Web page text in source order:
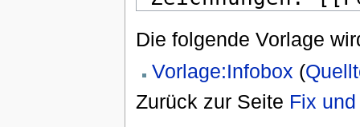
Die folgende Vorlage
Vorlage:Infobox (
Zurück zur Seite Fix